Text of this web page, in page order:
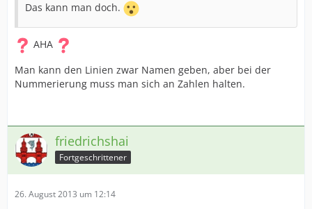
Das kann man doch.
AHA
Man kann den Linien zwar Namen geben, aber bei der
Nummerierung muss man sich an Zahlen halten.
friedrichshai
Fortgeschrittener
26. August 2013 um 12:14